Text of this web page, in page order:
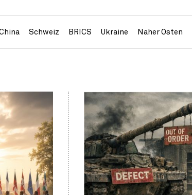
Schweiz BRICS Ukraine Naher Osten